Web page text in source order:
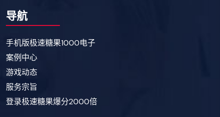
导航
手机版极速糖果1000电子
案例中心
游戏动态
服务宗旨
登录极速糖果爆分2000倍